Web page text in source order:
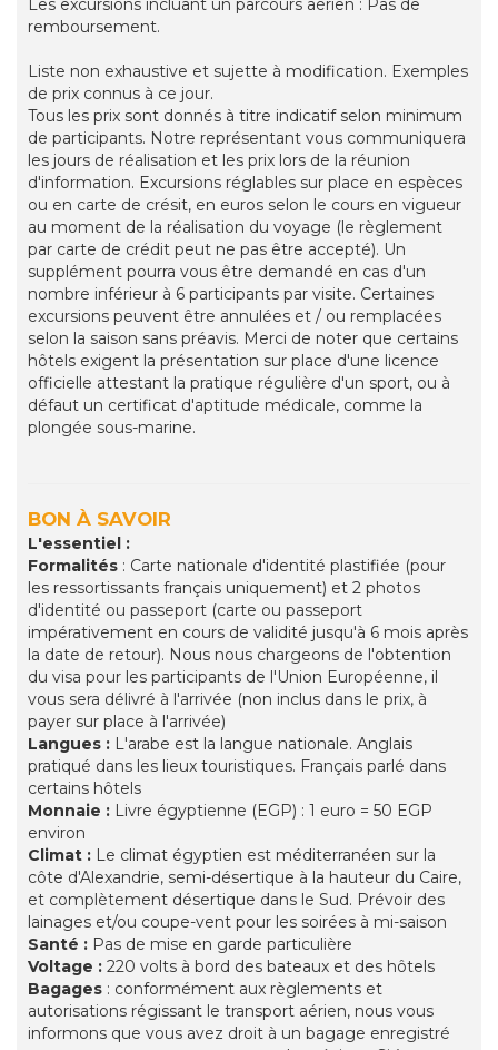
Les excursions incluant un parcours aérien : Pas de
remboursement.
Liste non exhaustive et sujette à modification. Exemples
de prix connus à ce jour.
Tous les prix sont donnés à titre indicatif selon minimum
de participants. Notre représentant vous communiquera
les jours de réalisation et les prix lors de la réunion
d'information. Excursions réglables sur place en espèces
ou en carte de crésit, en euros selon le cours en vigueur
au moment de la réalisation du voyage (le règlement
par carte de crédit peut ne pas être accepté). Un
supplément pourra vous être demandé en cas d'un
nombre inférieur à 6 participants par visite. Certaines
excursions peuvent être annulées et / ou remplacées
selon la saison sans préavis. Merci de noter que certains
hôtels exigent la présentation sur place d'une licence
officielle attestant la pratique régulière d'un sport, ou à
défaut un certificat d'aptitude médicale, comme la
plongée sous-marine.
BON À SAVOIR
L'essentiel :
Formalités : Carte nationale d'identité plastifiée (pour
les ressortissants français uniquement) et 2 photos
d'identité ou passeport (carte ou passeport
impérativement en cours de validité jusqu'à 6 mois après
la date de retour). Nous nous chargeons de l'obtention
du visa pour les participants de l'Union Européenne, il
vous sera délivré à l'arrivée (non inclus dans le prix, à
payer sur place à l'arrivée)
Langues : L'arabe est la langue nationale. Anglais
pratiqué dans les lieux touristiques. Français parlé dans
certains hôtels
Monnaie : Livre égyptienne (EGP) : 1 euro = 50 EGP
environ
Climat : Le climat égyptien est méditerranéen sur la
côte d'Alexandrie, semi-désertique à la hauteur du Caire,
et complètement désertique dans le Sud. Prévoir des
lainages et/ou coupe-vent pour les soirées à mi-saison
Santé : Pas de mise en garde particulière
Voltage : 220 volts à bord des bateaux et des hôtels
Bagages : conformément aux règlements et
autorisations régissant le transport aérien, nous vous
informons que vous avez droit à un bagage enregistré